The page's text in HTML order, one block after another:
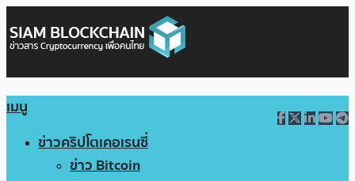
เมนู
ข่าวคริปโตเคอเรนซี่
ข่าว Bitcoin